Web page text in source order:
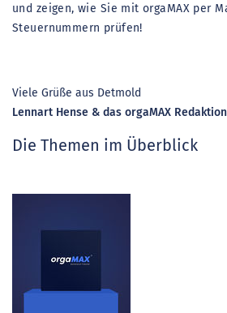
und zeigen, wie Sie mit orgaMAX per
Steuernummern prüfen!
Viele Grüße aus Detmold
Lennart Hense & das orgaMAX
Die Themen im Überblick